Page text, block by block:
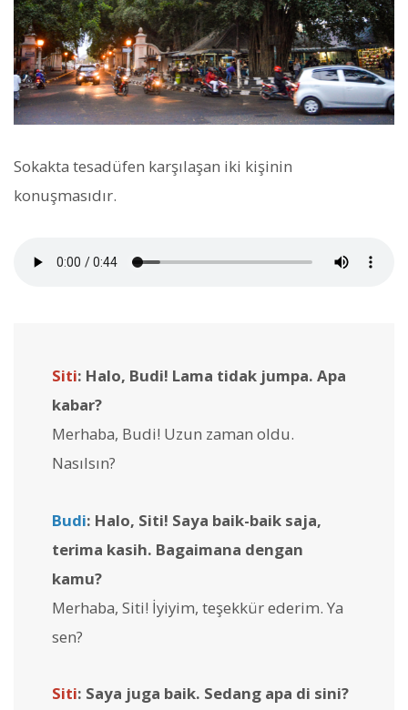
Sokakta tesadüfen karşılaşan iki kişinin
konuşmasıdır.
Siti: Halo, Budi! Lama tidak jumpa. Apa
kabar?
Merhaba, Budi! Uzun zaman oldu.
Nasılsın?
Budi: Halo, Siti! Saya baik-baik saja,
terima kasih. Bagaimana dengan
kamu?
Merhaba, Siti! İyiyim, teşekkür ederim. Ya
sen?
Siti: Saya juga baik. Sedang apa di sini?